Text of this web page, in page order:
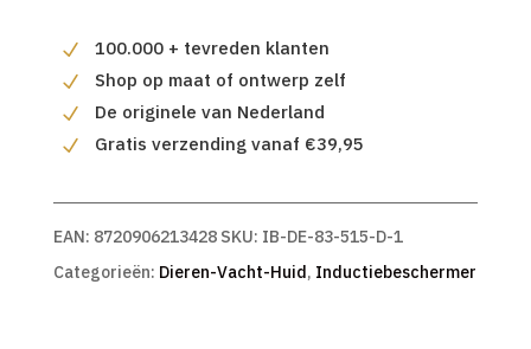
100.000 + tevreden klanten
Shop op maat of ontwerp zelf
De originele van Nederland
Gratis verzending vanaf €39,95
EAN: 8720906213428 SKU: IB-DE-83-515-D-1
Categorieën: Dieren-Vacht-Huid , Inductiebeschermer